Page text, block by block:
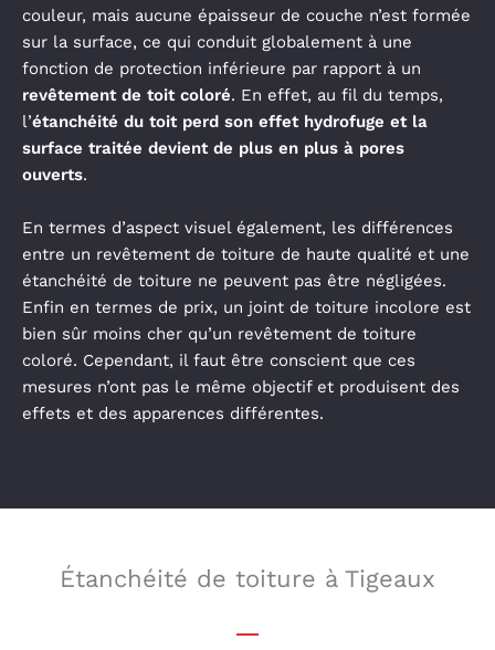
couleur, mais aucune épaisseur de couche n’est formée
sur la surface, ce qui conduit globalement à une
fonction de protection inférieure par rapport à un
revêtement de toit coloré. En effet, au fil du temps,
l’étanchéité du toit perd son effet hydrofuge et la
surface traitée devient de plus en plus à pores
ouverts.
En termes d’aspect visuel également, les différences
entre un revêtement de toiture de haute qualité et une
étanchéité de toiture ne peuvent pas être négligées.
Enfin en termes de prix, un joint de toiture incolore est
bien sûr moins cher qu’un revêtement de toiture
coloré. Cependant, il faut être conscient que ces
mesures n’ont pas le même objectif et produisent des
effets et des apparences différentes.
Étanchéité de toiture à Tigeaux